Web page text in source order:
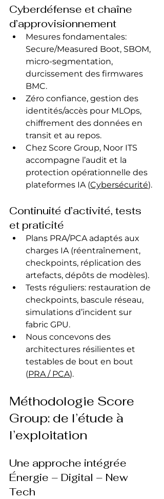
Cyberdéfense et chaîne
d’approvisionnement
Mesures fondamentales:
Secure/Measured Boot, SBOM,
micro-segmentation,
durcissement des firmwares
BMC.
Zéro confiance, gestion des
identités/accès pour MLOps,
chiffrement des données en
transit et au repos.
Chez Score Group, Noor ITS
accompagne l’audit et la
protection opérationnelle des
plateformes IA (Cybersécurité).
Continuité d’activité, tests
et praticité
Plans PRA/PCA adaptés aux
charges IA (réentraînement,
checkpoints, réplication des
artefacts, dépôts de modèles).
Tests réguliers: restauration de
checkpoints, bascule réseau,
simulations d’incident sur
fabric GPU.
Nous concevons des
architectures résilientes et
testables de bout en bout
(PRA / PCA).
Méthodologie Score
Group: de l’étude à
l’exploitation
Une approche intégrée
Énergie – Digital – New
Tech